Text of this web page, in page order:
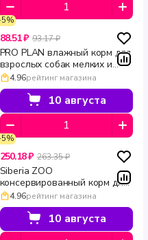
88.51 ₽ 93.17 ₽
PRO PLAN влажный корм для
взрослых собак мелких и
карликовых пород с
говядиной в соусе Everyday
Nutrition 85 г
4.96рейтинг магазина
10 августа
250.18 ₽ 263.35 ₽
Siberia ZOO
консервированный корм для
собак с ягненком 970 г
4.96рейтинг магазина
10 августа